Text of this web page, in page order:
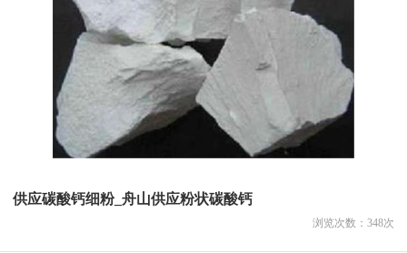
供应碳酸钙细粉_舟山供应粉状碳酸钙
浏览次数： 348次